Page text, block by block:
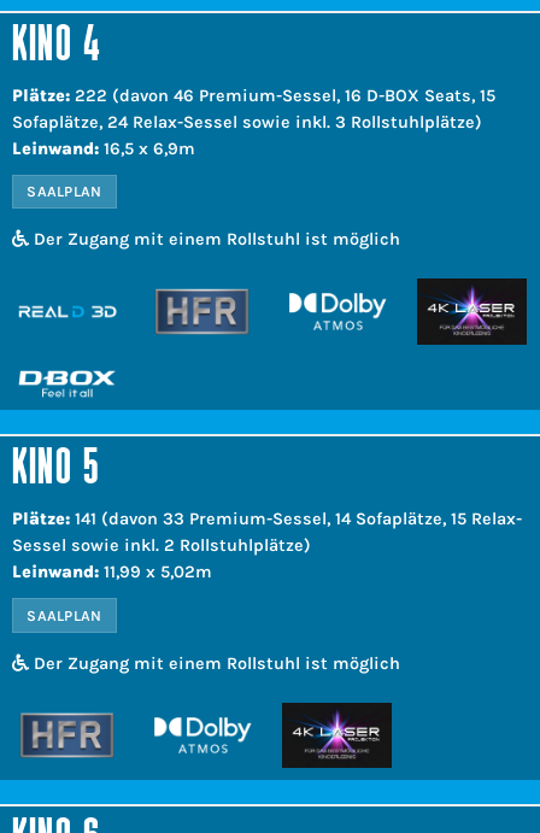
KINO 4
Plätze: 222 (davon 46 Premium-Sessel, 16 D-BOX Seats, 15
Sofaplätze, 24 Relax-Sessel sowie inkl. 3 Rollstuhlplätze)
Leinwand: 16,5 x 6,9m
SAALPLAN
Der Zugang mit einem Rollstuhl ist möglich
KINO 5
Plätze: 141 (davon 33 Premium-Sessel, 14 Sofaplätze, 15 Relax-
Sessel sowie inkl. 2 Rollstuhlplätze)
Leinwand: 11,99 x 5,02m
SAALPLAN
Der Zugang mit einem Rollstuhl ist möglich